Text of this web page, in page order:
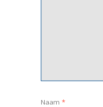
Naam *